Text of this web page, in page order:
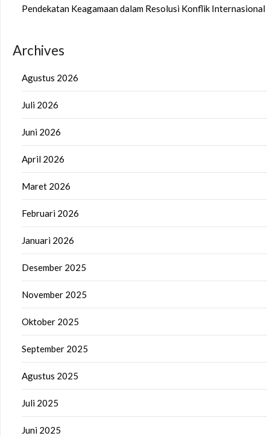
Pendekatan Keagamaan dalam Resolusi Konflik Internasional
Archives
Agustus 2026
Juli 2026
Juni 2026
April 2026
Maret 2026
Februari 2026
Januari 2026
Desember 2025
November 2025
Oktober 2025
September 2025
Agustus 2025
Juli 2025
Juni 2025